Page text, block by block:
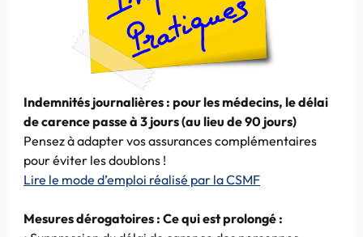
Indemnités journalières : pour les médecins, le délai
de carence passe à 3 jours (au lieu de 90 jours)
Pensez à adapter vos assurances complémentaires
pour éviter les doublons !
Lire le mode d’emploi réalisé par la CSMF
Mesures dérogatoires : Ce qui est prolongé :